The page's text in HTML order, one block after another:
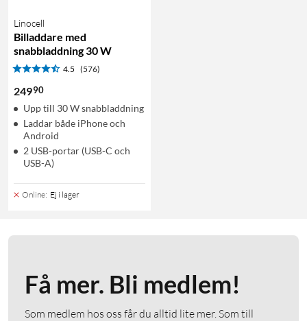
Linocell
Billaddare med
snabbladdning 30 W
4.5 (576)
24990
Upp till 30 W snabbladdning
Laddar både iPhone och
Android
2 USB-portar (USB-C och
USB-A)
Online: Ej i lager
Få mer. Bli medlem!
Som medlem hos oss får du alltid lite mer. Som till